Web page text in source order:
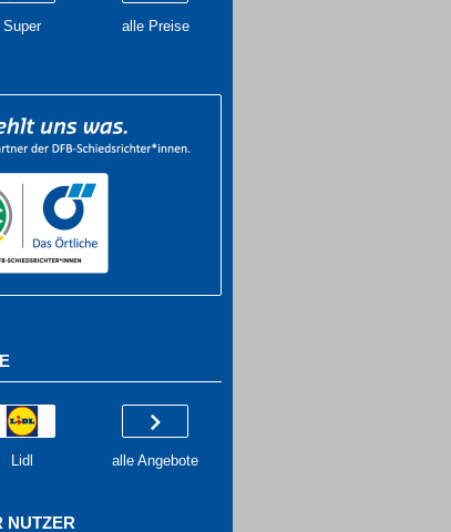
Super alle Preise
Lidl alle Angebote
NUTZER